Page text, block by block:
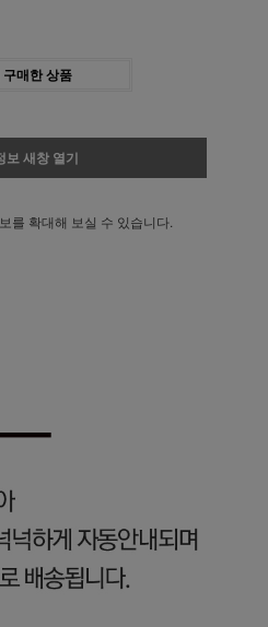
구매한 상품
보 새창 열기
를 확대해 보실 수 있습니다.